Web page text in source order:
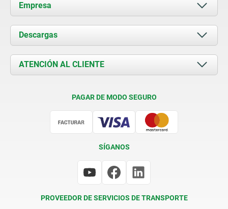
Empresa
Acerca de nosotros
Novedades
Contacto
Descargas
Documents
ATENCIÓN AL CLIENTE
PAGAR DE MODO SEGURO
SÍGANOS
PROVEEDOR DE SERVICIOS DE TRANSPORTE